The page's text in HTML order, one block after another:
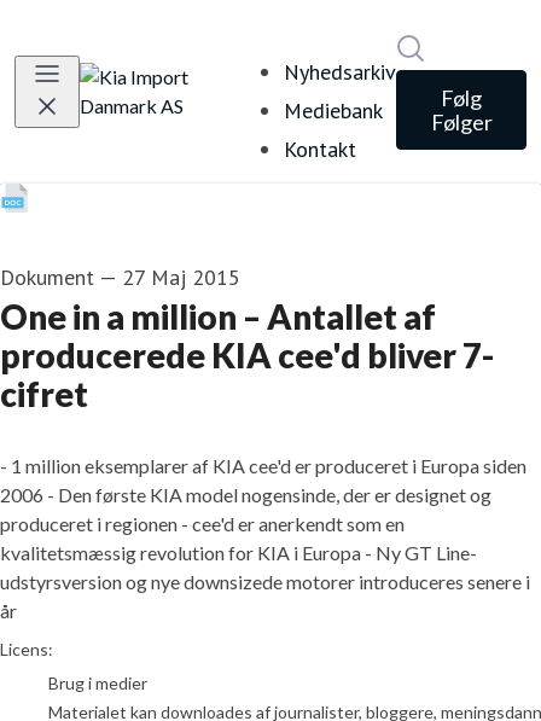
Nyhedsarkiv
Mediebank
Kontakt
Følg
Følger
Dokument — 27 Maj 2015
One in a million – Antallet af
producerede KIA cee'd bliver 7-
cifret
- 1 million eksemplarer af KIA cee'd er produceret i Europa siden
2006 - Den første KIA model nogensinde, der er designet og
produceret i regionen - cee'd er anerkendt som en
kvalitetsmæssig revolution for KIA i Europa - Ny GT Line-
udstyrsversion og nye downsizede motorer introduceres senere i
år
go to media item
Licens:
Brug i medier
Materialet kan downloades af journalister, bloggere,